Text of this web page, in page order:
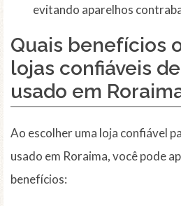
evitando aparelhos
Quais benefícios
lojas confiáveis
usado em
Ao escolher uma loja confiável
usado em Roraima, você pode
benefícios: